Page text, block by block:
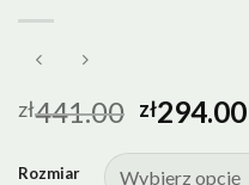
zł441.00 zł294.00
Rozmiar